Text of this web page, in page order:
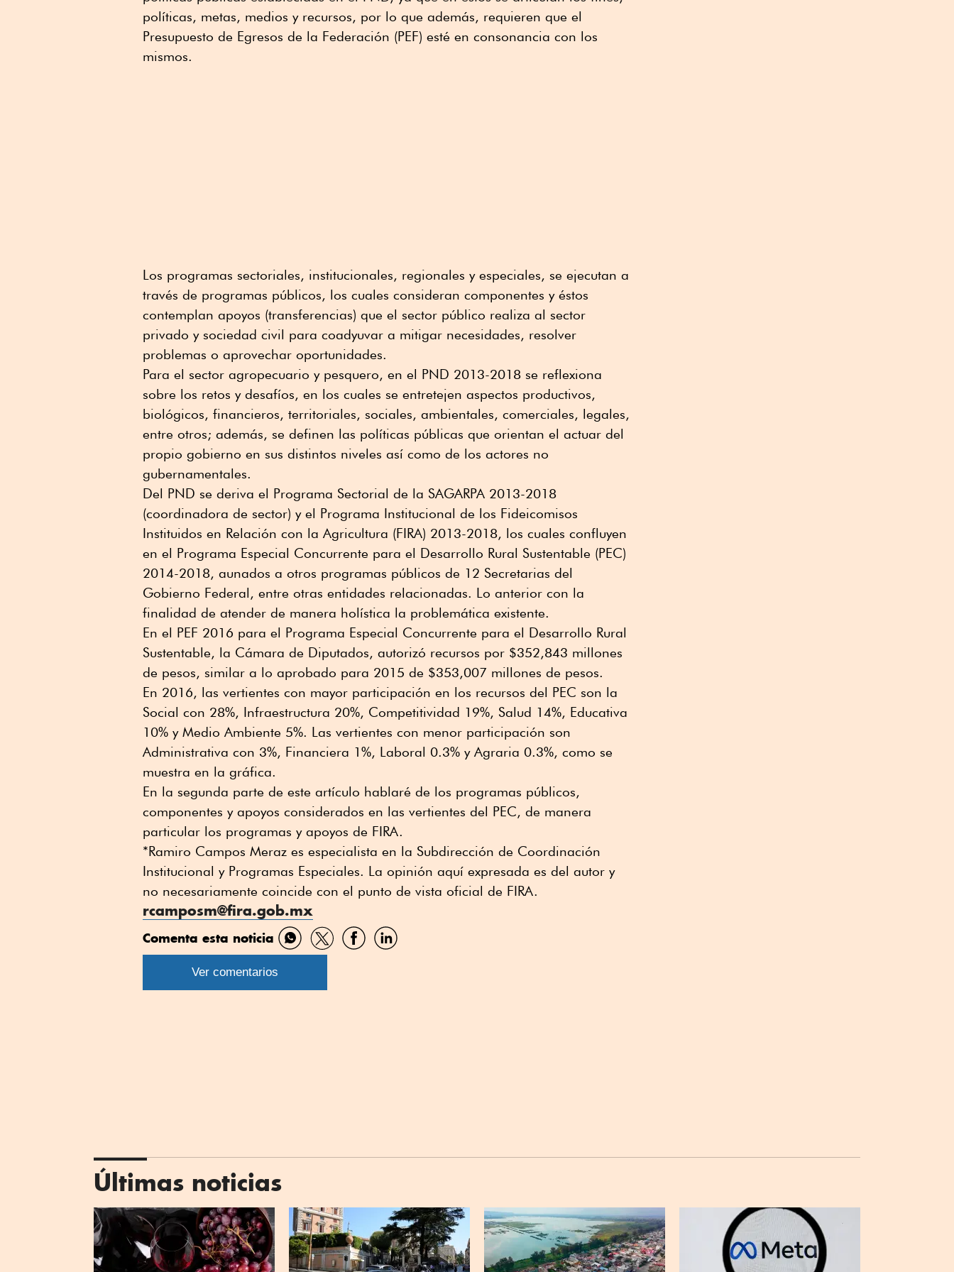
políticas, metas, medios y recursos, por lo que además, requieren que el
Presupuesto de Egresos de la Federación (PEF) esté en consonancia con los
mismos.
Los programas sectoriales, institucionales, regionales y especiales, se ejecutan a
través de programas públicos, los cuales consideran componentes y éstos
contemplan apoyos (transferencias) que el sector público realiza al sector
privado y sociedad civil para coadyuvar a mitigar necesidades, resolver
problemas o aprovechar oportunidades.
Para el sector agropecuario y pesquero, en el PND 2013-2018 se reflexiona
sobre los retos y desafíos, en los cuales se entretejen aspectos productivos,
biológicos, financieros, territoriales, sociales, ambientales, comerciales, legales,
entre otros; además, se definen las políticas públicas que orientan el actuar del
propio gobierno en sus distintos niveles así como de los actores no
gubernamentales.
Del PND se deriva el Programa Sectorial de la SAGARPA 2013-2018
(coordinadora de sector) y el Programa Institucional de los Fideicomisos
Instituidos en Relación con la Agricultura (FIRA) 2013-2018, los cuales confluyen
en el Programa Especial Concurrente para el Desarrollo Rural Sustentable (PEC)
2014-2018, aunados a otros programas públicos de 12 Secretarias del
Gobierno Federal, entre otras entidades relacionadas. Lo anterior con la
finalidad de atender de manera holística la problemática existente.
En el PEF 2016 para el Programa Especial Concurrente para el Desarrollo Rural
Sustentable, la Cámara de Diputados, autorizó recursos por $352,843 millones
de pesos, similar a lo aprobado para 2015 de $353,007 millones de pesos.
En 2016, las vertientes con mayor participación en los recursos del PEC son la
Social con 28%, Infraestructura 20%, Competitividad 19%, Salud 14%, Educativa
10% y Medio Ambiente 5%. Las vertientes con menor participación son
Administrativa con 3%, Financiera 1%, Laboral 0.3% y Agraria 0.3%, como se
muestra en la gráfica.
En la segunda parte de este artículo hablaré de los programas públicos,
componentes y apoyos considerados en las vertientes del PEC, de manera
particular los programas y apoyos de FIRA.
*Ramiro Campos Meraz es especialista en la Subdirección de Coordinación
Institucional y Programas Especiales. La opinión aquí expresada es del autor y
no necesariamente coincide con el punto de vista oficial de FIRA.
rcamposm@fira.gob.mx
Comenta esta noticia
Compartir
por
Compartir
por
CompartirCompartir
Ver comentarios
Últimas noticias